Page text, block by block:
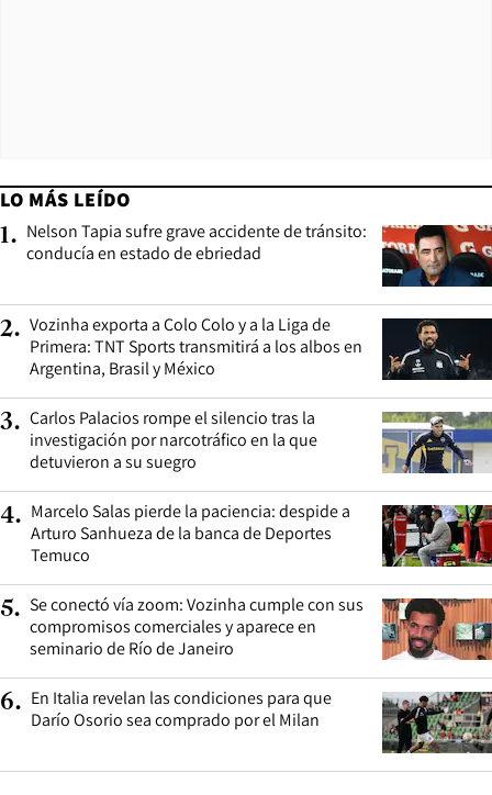
LO MÁS LEÍDO
1. Nelson Tapia sufre grave accidente de tránsito:
conducía en estado de ebriedad
2. Vozinha exporta a Colo Colo y a la Liga de
Primera: TNT Sports transmitirá a los albos en
Argentina, Brasil y México
3. Carlos Palacios rompe el silencio tras la
investigación por narcotráfico en la que
detuvieron a su suegro
4. Marcelo Salas pierde la paciencia: despide a
Arturo Sanhueza de la banca de Deportes
Temuco
5. Se conectó vía zoom: Vozinha cumple con sus
compromisos comerciales y aparece en
seminario de Río de Janeiro
6. En Italia revelan las condiciones para que
Darío Osorio sea comprado por el Milan